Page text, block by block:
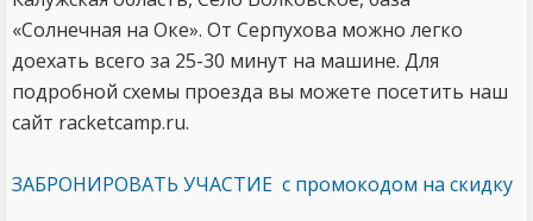
«Солнечная на Оке». От Серпухова можно легко
доехать всего за 25-30 минут на машине. Для
подробной схемы проезда вы можете посетить наш
сайт racketcamp.ru.
ЗАБРОНИРОВАТЬ УЧАСТИЕ с промокодом на скидку